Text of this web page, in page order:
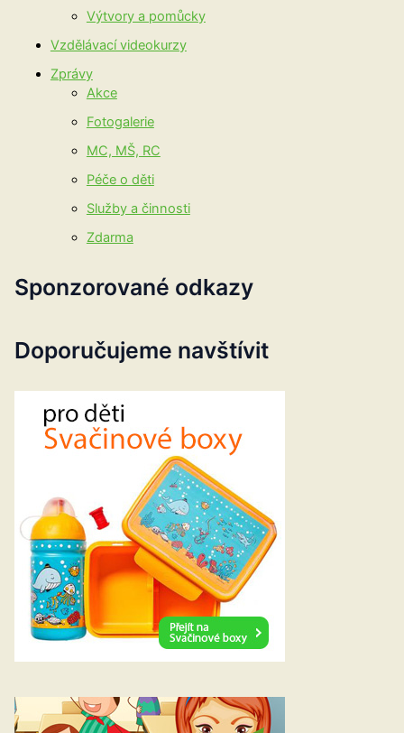
Výtvory a pomůcky
Vzdělávací videokurzy
Zprávy
Akce
Fotogalerie
MC, MŠ, RC
Péče o děti
Služby a činnosti
Zdarma
Sponzorované odkazy
Doporučujeme navštívit